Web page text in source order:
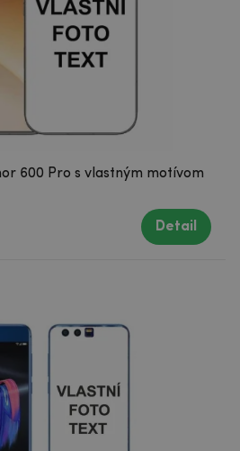
600 Pro s vlastným motívom
Detail